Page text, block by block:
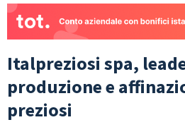
Italpreziosi spa,
produzione e
preziosi